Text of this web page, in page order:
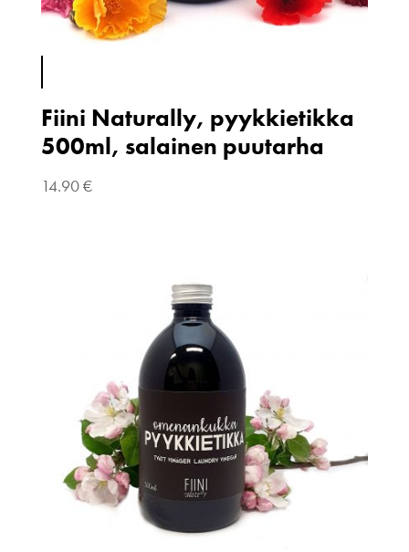
Fiini Naturally, pyykkietikka
500ml, salainen puutarha
14.90€